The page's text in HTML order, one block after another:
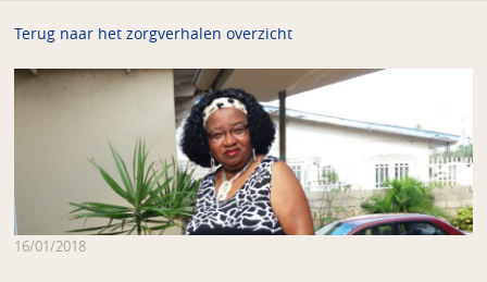
Terug naar het zorgverhalen overzicht
16/01/2018